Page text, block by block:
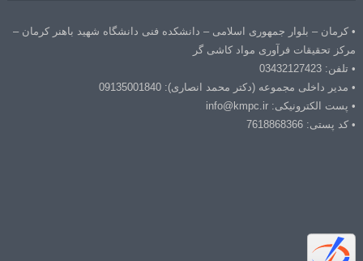
• کرمان – بلوار جمهوری اسلامی – دانشکده فنی دانشگاه شهید باهنر کرمان –
مرکز تحقیقات فرآوری مواد کاشی گر
• تلفن: 03432127423
• مدیر داخلی مجموعه (دکتر محمد انصاری): 09135001840
• پست الکترونیکی: info@kmpc.ir
• کد پستی: 7618868366